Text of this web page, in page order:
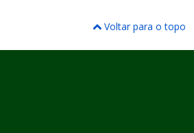
Voltar para o topo